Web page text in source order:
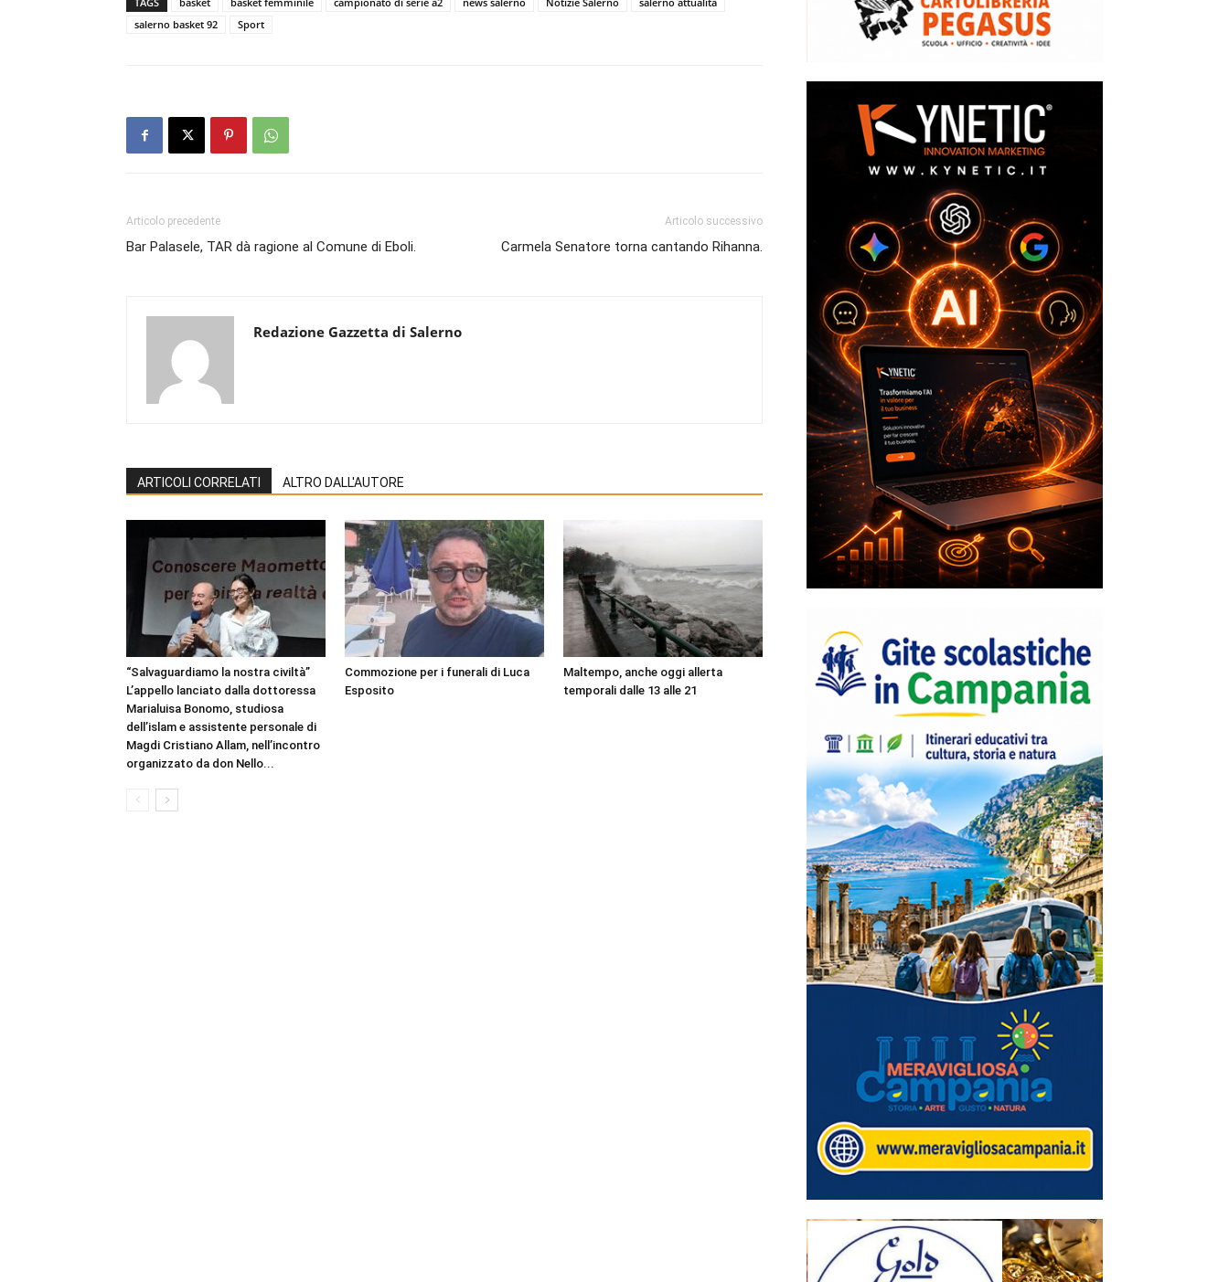
salerno basket 92
Sport
Articolo precedente
Bar Palasele, TAR dà ragione al Comune di Eboli.
Articolo successivo
Carmela Senatore torna cantando Rihanna.
Redazione Gazzetta di Salerno
ARTICOLI CORRELATI ALTRO DALL'AUTORE
“Salvaguardiamo la nostra civiltà”
L’appello lanciato dalla dottoressa
Marialuisa Bonomo, studiosa
dell’islam e assistente personale di
Magdi Cristiano Allam, nell’incontro
organizzato da don Nello...
Commozione per i funerali di Luca
Esposito
Maltempo, anche oggi allerta
temporali dalle 13 alle 21